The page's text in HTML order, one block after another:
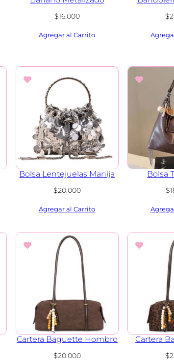
$16.000 $
Bolsa Lentejuelas Manija
$20.000
Bolsa
$
Cartera Baguette Hombro
$20.000
Cartera
$